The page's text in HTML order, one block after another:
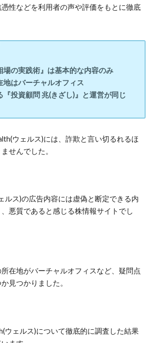
憑性などを利用者の声や評価をもとに徹底
場の実践術』は基本的な内容のみ
地はバーチャルオフィス
『投資顧問 兆(きざし)』と運営が同じ
ウェルス)には、詐欺と言い切るれるほ
せんでした。
ルス)の広告内容には虚偽と断定できる内
悪質であると感じる株情報サイトでし
在地がバーチャルオフィスなど、疑問点
見つかりました。
ウェルス)について徹底的に調査した結果